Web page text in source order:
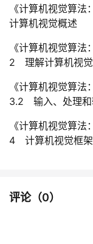
《计算机视觉算法
计算机视觉概述
《计算机视觉算法
2 理解计算机视觉
《计算机视觉算法
3.2 输入、处理和
《计算机视觉算法
4 计算机视觉框
评论（0）